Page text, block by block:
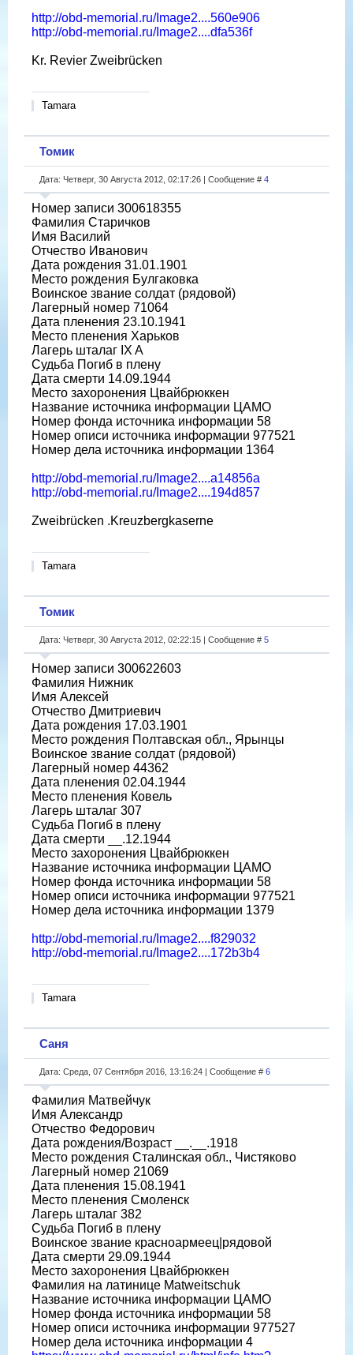
http://obd-memorial.ru/Image2....560e906
http://obd-memorial.ru/Image2....dfa536f
Kr. Revier Zweibrücken
Tamara
Томик
Дата: Четверг, 30 Августа 2012, 02:17:26 | Сообщение # 4
Номер записи 300618355
Фамилия Старичков
Имя Василий
Отчество Иванович
Дата рождения 31.01.1901
Место рождения Булгаковка
Воинское звание солдат (рядовой)
Лагерный номер 71064
Дата пленения 23.10.1941
Место пленения Харьков
Лагерь шталаг IX A
Судьба Погиб в плену
Дата смерти 14.09.1944
Место захоронения Цвайбрюккен
Название источника информации ЦАМО
Номер фонда источника информации 58
Номер описи источника информации 977521
Номер дела источника информации 1364
http://obd-memorial.ru/Image2....a14856a
http://obd-memorial.ru/Image2....194d857
Zweibrücken .Kreuzbergkaserne
Tamara
Томик
Дата: Четверг, 30 Августа 2012, 02:22:15 | Сообщение # 5
Номер записи 300622603
Фамилия Нижник
Имя Алексей
Отчество Дмитриевич
Дата рождения 17.03.1901
Место рождения Полтавская обл., Ярынцы
Воинское звание солдат (рядовой)
Лагерный номер 44362
Дата пленения 02.04.1944
Место пленения Ковель
Лагерь шталаг 307
Судьба Погиб в плену
Дата смерти __.12.1944
Место захоронения Цвайбрюккен
Название источника информации ЦАМО
Номер фонда источника информации 58
Номер описи источника информации 977521
Номер дела источника информации 1379
http://obd-memorial.ru/Image2....f829032
http://obd-memorial.ru/Image2....172b3b4
Tamara
Саня
Дата: Среда, 07 Сентября 2016, 13:16:24 | Сообщение # 6
Фамилия Матвейчук
Имя Александр
Отчество Федорович
Дата рождения/Возраст __.__.1918
Место рождения Сталинская обл., Чистяково
Лагерный номер 21069
Дата пленения 15.08.1941
Место пленения Смоленск
Лагерь шталаг 382
Судьба Погиб в плену
Воинское звание красноармеец|рядовой
Дата смерти 29.09.1944
Место захоронения Цвайбрюккен
Фамилия на латинице Matweitschuk
Название источника информации ЦАМО
Номер фонда источника информации 58
Номер описи источника информации 977527
Номер дела источника информации 4